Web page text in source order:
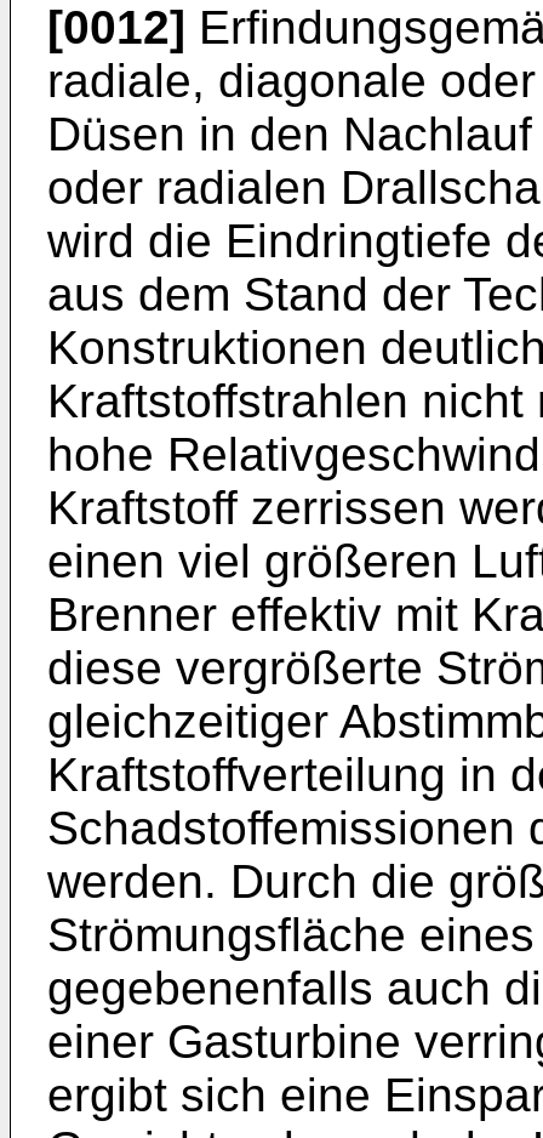
[0012]
radiale, diagonale
Düsen in den
oder radialen
wird die Eindringtiefe
aus dem Stand der
Konstruktionen
Kraftstoffstrahlen
hohe
Kraftstoff zerrissen
einen viel größeren
Brenner effektiv mit
diese vergrößerte
gleichzeitiger
Kraftstoffverteilung in
Schadstoffemissionen
werden. Durch die
Strömungsfläche
gegebenenfalls auch
einer Gasturbine
ergibt sich eine